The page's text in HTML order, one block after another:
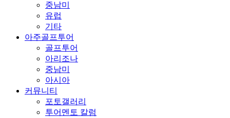
중남미
유럽
기타
아주골프투어
골프투어
아리조나
중남미
아시아
커뮤니티
포토갤러리
투어멘토 칼럼